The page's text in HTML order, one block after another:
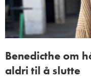
Benedicthe om
aldri til å slutte